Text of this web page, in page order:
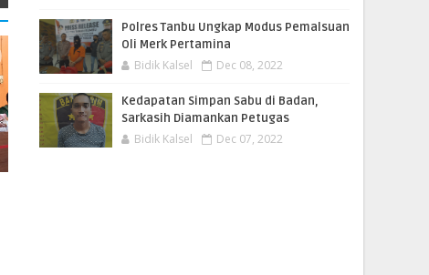
Polres Tanbu Ungkap Modus Pemalsuan
Oli Merk Pertamina
Bidik Kalsel Dec 08, 2022
Kedapatan Simpan Sabu di Badan,
Sarkasih Diamankan Petugas
Bidik Kalsel Dec 07, 2022